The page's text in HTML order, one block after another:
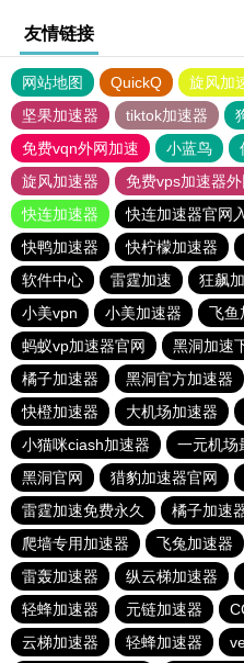
友情链接
网站地图 QuickQ 旋风加
坚果加速器
tiktok加速器
免费vqn外网加速
小蓝鸟
旋风加速器
免费vps加速器
快连加速器
快连加速器官网
快鸭加速器
快柠檬加速器
软件中心
雷霆加速 狂飙
小美vpn
小美加速器 飞鱼
蚂蚁vp加速器官网
黑洞加速
橘子加速器
黑洞官方加速器
快橙加速器
大机场加速器
小猫咪ciash加速器
一元机场
黑洞官网
猎豹加速器官网
雷霆加速免费永久
橘子加速
爬墙专用加速器
飞兔加速器
雷轰加速器
纵云梯加速器
轻蜂加速器
元链加速器
云梯加速器
轻蜂加速器